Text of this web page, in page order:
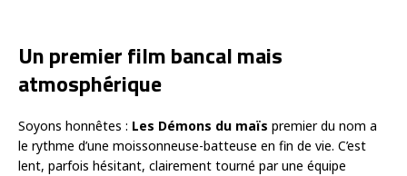
Un premier film bancal mais
atmosphérique
Soyons honnêtes : Les Démons du maïs premier du nom a
le rythme d’une moissonneuse-batteuse en fin de vie. C’est
lent, parfois hésitant, clairement tourné par une équipe